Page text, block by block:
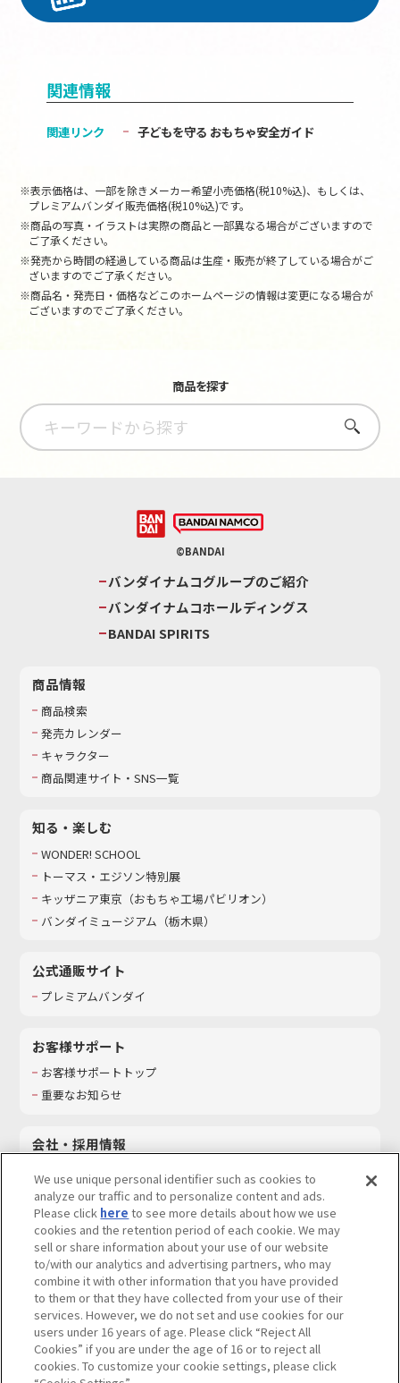
関連情報
関連リンク 子どもを守る おもちゃ安全ガイド
※表示価格は、一部を除きメーカー希望小売価格(税10%込)、もしくは、
プレミアムバンダイ販売価格(税10%込)です。
※商品の写真・イラストは実際の商品と一部異なる場合がございますので
ご了承ください。
※発売から時間の経過している商品は生産・販売が終了している場合がご
ざいますのでご了承ください。
※商品名・発売日・価格などこのホームページの情報は変更になる場合が
ございますのでご了承ください。
商品を探す
さがす
©BANDAI
バンダイナムコグループのご紹介
バンダイナムコホールディングス
BANDAI SPIRITS
商品情報
商品検索
発売カレンダー
キャラクター
商品関連サイト・SNS一覧
知る・楽しむ
WONDER! SCHOOL
トーマス・エジソン特別展
キッザニア東京（おもちゃ工場パビリオン）​
バンダイミュージアム（栃木県）
公式通販サイト
プレミアムバンダイ
お客様サポート
お客様サポートトップ
重要なお知らせ
会社・採用情報
採用情報
サステナビリティ
お問い合わせ
ウェブサイトご利用条件 ソーシャルメディアポリシー
個人情報及び特定個人情報等の取り扱いに関する保護方針
Do Not Sell or Share My Personal Information著作権・商標について
We use unique personal identifier such as cookies to
analyze our traffic and to personalize content and ads.
Please click here to see more details about how we use
cookies and the retention period of each cookie. We may
sell or share information about your use of our website
to/with our analytics and advertising partners, who may
combine it with other information that you have provided
to them or that they have collected from your use of their
services. However, we do not set and use cookies for our
users under 16 years of age. Please click “Reject All
Cookies” if you are under the age of 16 or to reject all
cookies. To customize your cookie settings, please click